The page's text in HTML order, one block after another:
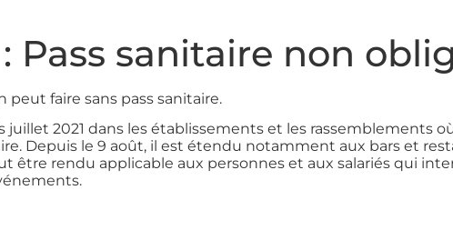
Pass sanitaire non
peut faire sans pass sanitaire.
juillet 2021 dans les établissements et les rassemblements
Depuis le 9 août, il est étendu notamment aux bars et
être rendu applicable aux personnes et aux salariés qui